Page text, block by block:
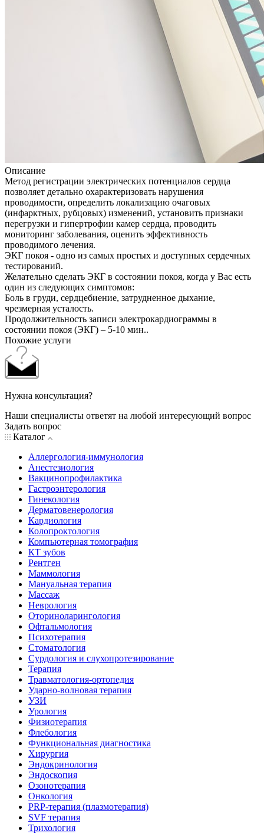
Описание
Метод регистрации электрических потенциалов сердца
позволяет детально охарактеризовать нарушения
проводимости, определить локализацию очаговых
(инфарктных, рубцовых) изменений, установить признаки
перегрузки и гипертрофии камер сердца, проводить
мониторинг заболевания, оценить эффективность
проводимого лечения.
ЭКГ покоя - одно из самых простых и доступных сердечных
тестирований.
Желательно сделать ЭКГ в состоянии покоя, когда у Вас есть
один из следующих симптомов:
Боль в груди, сердцебиение, затрудненное дыхание,
чрезмерная усталость.
Продолжительность записи электрокардиограммы в
состоянии покоя (ЭКГ) – 5-10 мин..
Похожие услуги
Нужна консультация?
Наши специалисты ответят на любой интересующий вопрос
Задать вопрос
Каталог
Аллергология-иммунология
Анестезиология
Вакцинопрофилактика
Гастроэнтерология
Гинекология
Дерматовенерология
Кардиология
Колопроктология
Компьютерная томография
КТ зубов
Рентген
Маммология
Мануальная терапия
Массаж
Неврология
Оториноларингология
Офтальмология
Психотерапия
Стоматология
Сурдология и слухопротезирование
Терапия
Травматология-ортопедия
Ударно-волновая терапия
УЗИ
Урология
Физиотерапия
Флебология
Функциональная диагностика
Хирургия
Эндокринология
Эндоскопия
Озонотерапия
Онкология
PRP-терапия (плазмотерапия)
SVF терапия
Трихология